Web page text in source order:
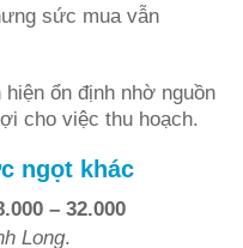
sức mua vẫn
ổn định nhờ nguồn
cho việc thu hoạch.
ngọt khác
– 32.000
Long.